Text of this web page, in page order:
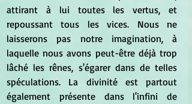
attirant à lui toutes les vertus, et
repoussant tous les vices. Nous ne
laisserons pas notre imagination, à
laquelle nous avons peut-être déjà trop
lâché les rênes, s'égarer dans de telles
spéculations. La divinité est partout
également présente dans l'infini de